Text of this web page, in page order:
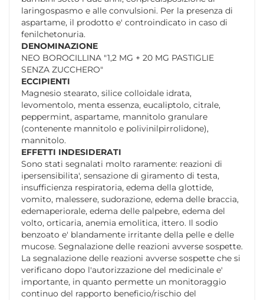
laringospasmo e alle convulsioni. Per la presenza di
aspartame, il prodotto e' controindicato in caso di
fenilchetonuria.
DENOMINAZIONE
NEO BOROCILLINA "1,2 MG + 20 MG PASTIGLIE
SENZA ZUCCHERO"
ECCIPIENTI
Magnesio stearato, silice colloidale idrata,
levomentolo, menta essenza, eucaliptolo, citrale,
peppermint, aspartame, mannitolo granulare
(contenente mannitolo e polivinilpirrolidone),
mannitolo.
EFFETTI INDESIDERATI
Sono stati segnalati molto raramente: reazioni di
ipersensibilita', sensazione di giramento di testa,
insufficienza respiratoria, edema della glottide,
vomito, malessere, sudorazione, edema delle braccia,
edemaperiorale, edema delle palpebre, edema del
volto, orticaria, anemia emolitica, ittero. Il sodio
benzoato e' blandamente irritante della pelle e delle
mucose. Segnalazione delle reazioni avverse sospette.
La segnalazione delle reazioni avverse sospette che si
verificano dopo l'autorizzazione del medicinale e'
importante, in quanto permette un monitoraggio
continuo del rapporto beneficio/rischio del